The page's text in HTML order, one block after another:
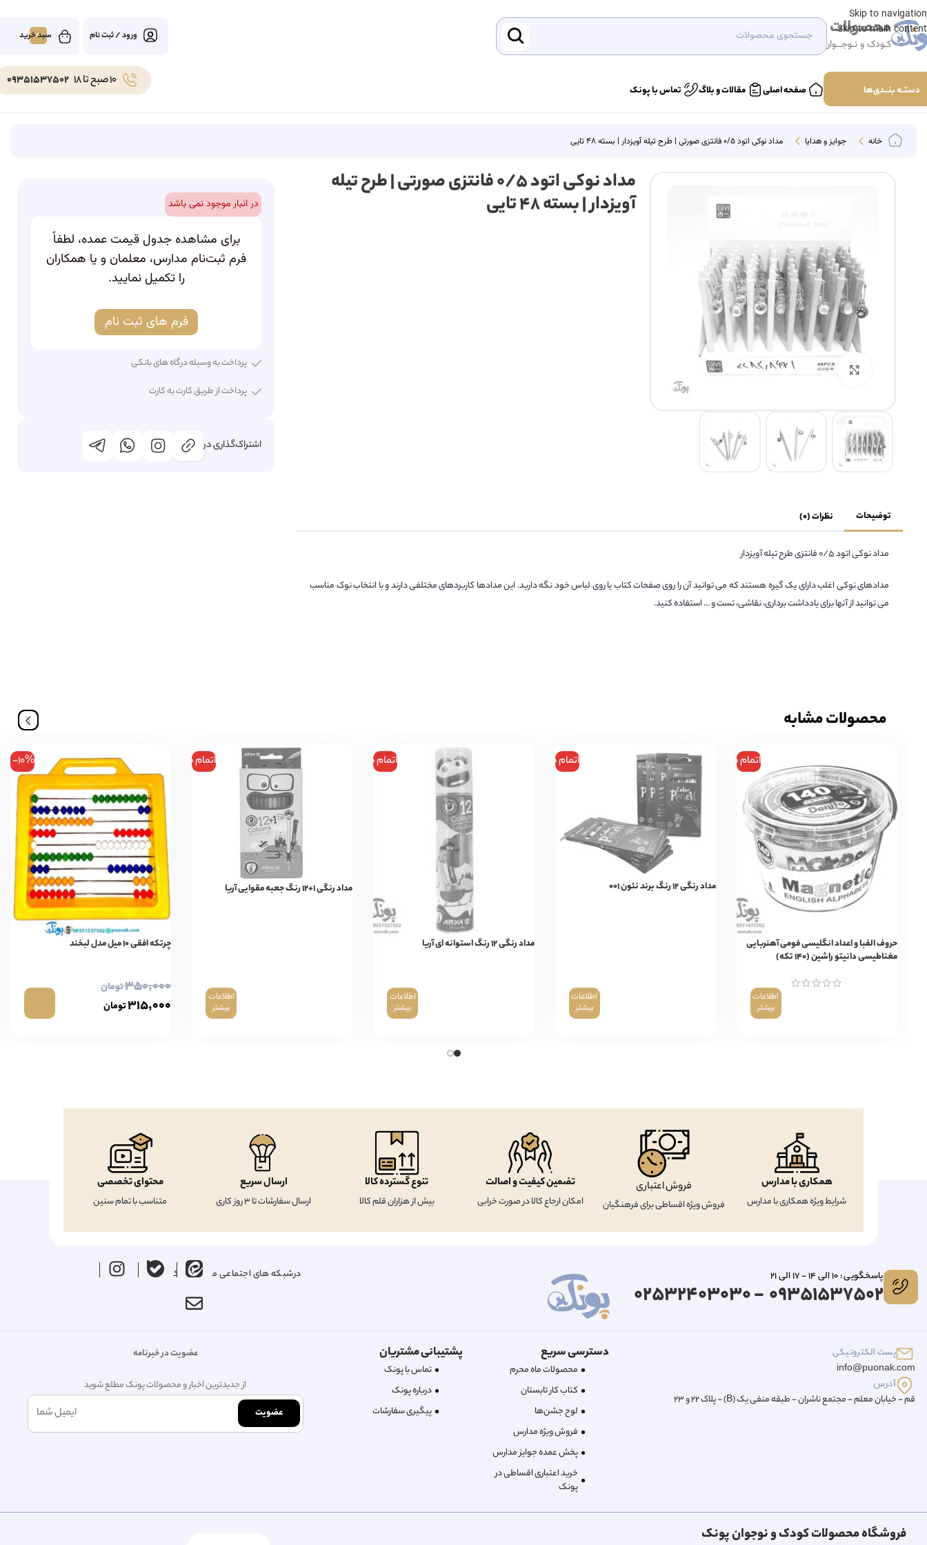
Skip to navigation
Skip to main content
محصولات
کـودک و نـوجــوان
ورود / ثبت نام 0
دستــه بنـــدی‌ها صفحه اصلی مقالات و بلاگ تماس با پونک
10 صبح تا 18 09351537502
خانه جوایز و هدایا مداد نوکی اتود ۰/۵ فانتزی صورتی | طرح تیله آویزدار | بسته ۴۸ تایی
بزرگنمایی تصویر
مداد نوکی اتود ۰/۵ فانتزی صورتی | طرح تیله
آویزدار | بسته ۴۸ تایی
توضیحات نظرات (0)
مداد نوکی اتود ۰/۵ فانتزی طرح تیله آویزدار
مدادهای نوکی اغلب دارای یک گیره هستند که می توانید آن را روی صفحات کتاب یا روی لباس خود نگه دارید. این مدادها کاربردهای مختلفی دارند و با انتخاب نوک مناسب
می توانید از آنها برای یادداشت برداری، نقاشی، تست و … استفاده کنید.
در انبار موجود نمی باشد
برای مشاهده جدول قیمت عمده، لطفاً
فرم ثبت‌نام مدارس، معلمان و یا همکاران
را تکمیل نمایید.
فرم های ثبت نام
پرداخت به وسیله درگاه های بانکی
پرداخت از طریق کارت به کارت
اشتراک‌گذاری در
محصولات مشابه
اتمام موجودی
حروف الفبا و اعداد انگلیسی فومی آهنربایی
مغناطیسی دانیتو راشین (۱۴۰ تکه)
اطلاعات
بیشتر
اتمام موجودی
مداد رنگی ۱۲ رنگ برند نئون ۰۰۱
اطلاعات
بیشتر
اتمام موجودی
مداد رنگی ۱۲ رنگ استوانه ای آریا
اطلاعات
بیشتر
اتمام موجودی
مداد رنگی ۱+۱۲ رنگ جعبه مقوایی آریا
اطلاعات
بیشتر
-10%
چرتکه افقی ۱۰ میل مدل لبخند
۳۵۰,۰۰۰تومان
۳۱۵,۰۰۰تومان
همکاری با مدارس
شرایط ویژه همکاری با مدارس
فروش اعتباری
فروش ویژه اقساطی برای فرهنگیان
تضمین کیفیت و اصالت
امکان ارجاع کالا در صورت خرابی
تنوع گسترده کالا
بیش از هزاران قلم کالا
ارسال سریع
ارسال سفارشات تا 3 روز کاری
محتوای تخصصی
متناسب با تمام سنین
پاسخگویی : 10 الی 14 - 17 الی 21
09351537502 - 02532403030
درشبکه های اجتماعی ما را دنبال کنید
پست الکترونیکی
info@puonak.com
آدرس
قم - خیابان معلم - مجتمع ناشران - طبقه منفی یک (B) - پلاک 22 و 23
دسترسی سریع
محصولات ماه محرم
کتاب کار تابستان
لوح جشن‌ها
فروش ویژه مدارس
پخش عمده جوایز مدارس
خرید اعتباری اقساطی در
پونک
پشتیبانی مشتریان
تماس با پونک
درباره‌ پونک
پیگیری سفارشات
عضویت در خبرنامه
از جدیدترین اخبار و محصولات پونک مطلع شوید
عضویت
فروشگاه محصولات کودک و نوجوان پونک